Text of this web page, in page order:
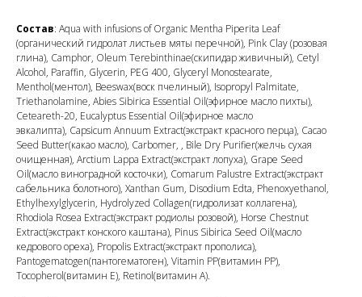
Состав: Aqua with infusions of Organic Mentha Piperita Leaf
(органический гидролат листьев мяты перечной), Pink Clay (розовая
глина), Camphor, Oleum Terebinthinae(скипидар живичный), Cetyl
Alcohol, Paraffin, Glycerin, PEG 400, Glyceryl Monostearate,
Menthol(ментол), Beeswax(воск пчелиный), Isopropyl Palmitate,
Triethanolamine, Abies Sibirica Essential Oil(эфирное масло пихты),
Сeteareth-20, Eucalyptus Essential Oil(эфирное масло
эвкалипта), Capsicum Annuum Extract(экстракт красного перца), Cacao
Seed Butter(какао масло), Сarbomer, , Bile Dry Purifier(желчь сухая
очищенная), Arctium Lappa Extract(экстракт лопуха), Grape Seed
Oil(масло виноградной косточки), Comarum Palustre Extract(экстракт
сабельника болотного), Xanthan Gum, Disodium Edta, Phenoxyethanol,
Ethylhexylglycerin, Hydrolyzed Collagen(гидролизат коллагена),
Rhodiola Rosea Extract(экстракт родиолы розовой), Horse Chestnut
Extract(экстракт конского каштана), Pinus Sibirica Seed Oil(масло
кедрового ореха), Propolis Extract(экстракт прополиса),
Pantogematogen(пантогематоген), Vitamin PP(витамин РР),
Tocopherol(витамин Е), Retinol(витамин А).